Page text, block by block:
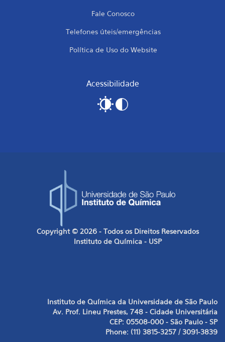
Fale Conosco
Telefones úteis/emergências
Política de Uso do Website
Acessibilidade
Copyright © 2026 - Todos os Direitos Reservados
Instituto de Química - USP
Instituto de Química da Universidade de São Paulo
Av. Prof. Lineu Prestes, 748 - Cidade Universitária
CEP: 05508-000 - São Paulo - SP
Phone: (11) 3815-3257 / 3091-3839